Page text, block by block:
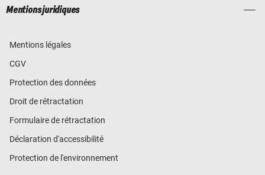
Mentions juridiques
Mentions légales
CGV
Protection des données
Droit de rétractation
Formulaire de rétractation
Déclaration d'accessibilité
Protection de l'environnement